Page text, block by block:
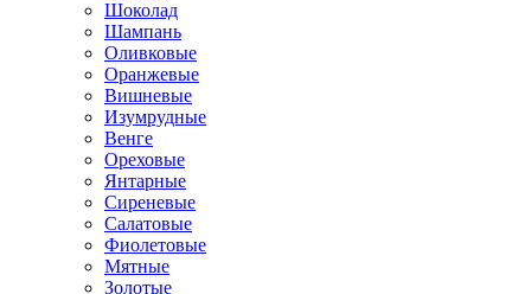
Шоколад
Шампань
Оливковые
Оранжевые
Вишневые
Изумрудные
Венге
Ореховые
Янтарные
Сиреневые
Салатовые
Фиолетовые
Мятные
Золотые